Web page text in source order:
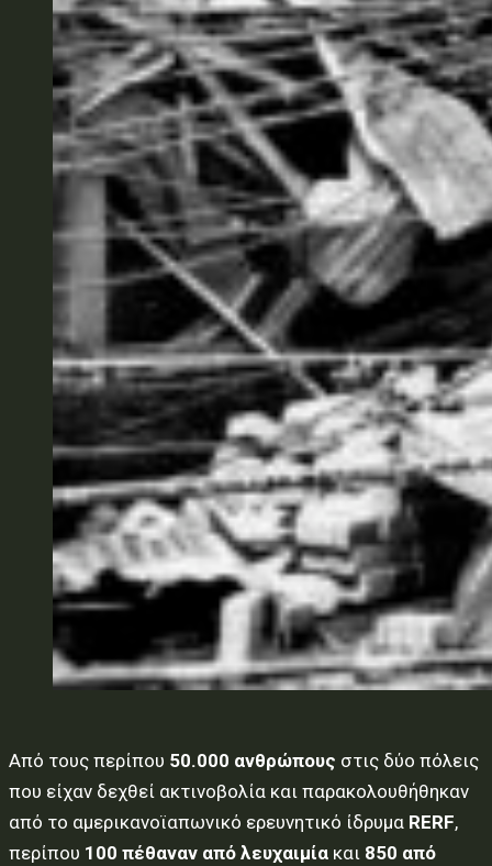
Από τους περίπου 50.000 ανθρώπους στις δύο πόλεις
που είχαν δεχθεί ακτινοβολία και παρακολουθήθηκαν
από το αμερικανοϊαπωνικό ερευνητικό ίδρυμα RERF,
περίπου 100 πέθαναν από λευχαιμία και 850 από